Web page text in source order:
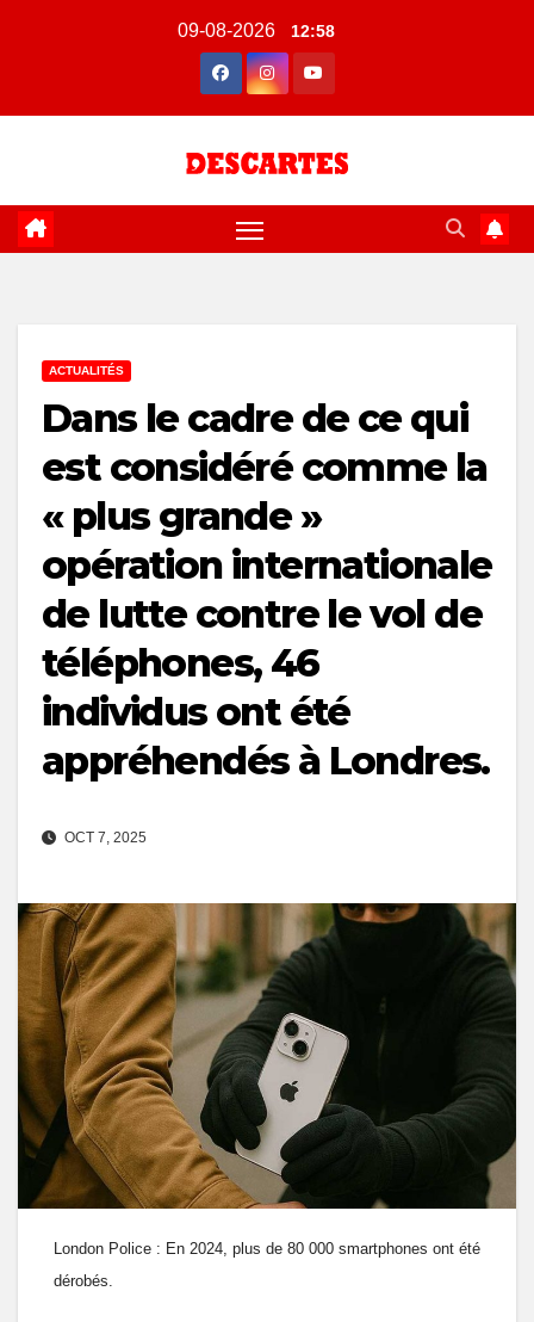
09-08-2026 12:58
ACTUALITÉS
Dans le cadre de ce qui
est considéré comme la
« plus grande »
opération internationale
de lutte contre le vol de
téléphones, 46
individus ont été
appréhendés à Londres.
OCT 7, 2025
London Police : En 2024, plus de 80 000 smartphones ont été
dérobés.